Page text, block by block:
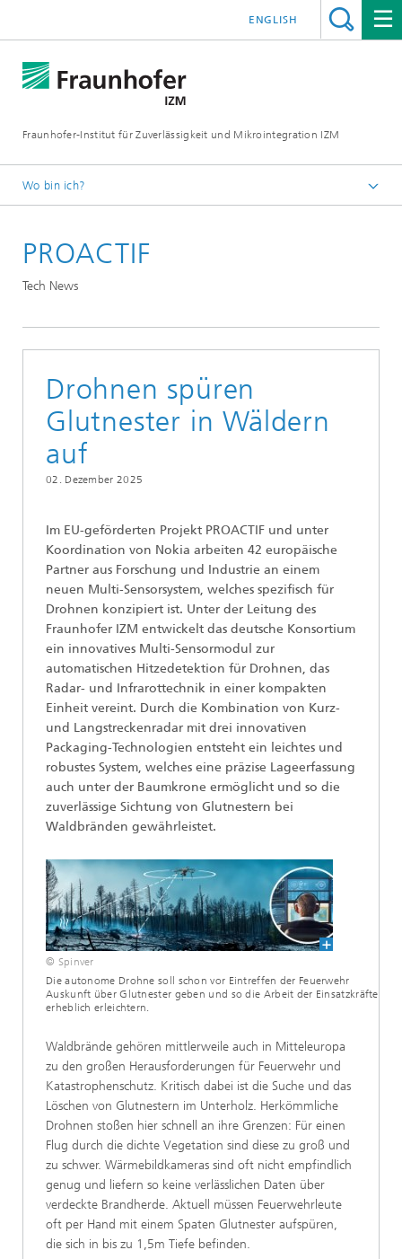
Fraunhofer-Institut für Zuverlässigkeit und Mikrointegration IZM
ENGLISH
Wo bin ich?
News & Veranstaltungen
PROACTIF
Tech News
Drohnen spüren
Glutnester in Wäldern
auf
02. Dezember 2025
Im EU-geförderten Projekt PROACTIF und unter
Koordination von Nokia arbeiten 42 europäische
Partner aus Forschung und Industrie an einem
neuen Multi-Sensorsystem, welches spezifisch für
Drohnen konzipiert ist. Unter der Leitung des
Fraunhofer IZM entwickelt das deutsche Konsortium
ein innovatives Multi-Sensormodul zur
automatischen Hitzedetektion für Drohnen, das
Radar- und Infrarottechnik in einer kompakten
Einheit vereint. Durch die Kombination von Kurz-
und Langstreckenradar mit drei innovativen
Packaging-Technologien entsteht ein leichtes und
robustes System, welches eine präzise Lageerfassung
auch unter der Baumkrone ermöglicht und so die
zuverlässige Sichtung von Glutnestern bei
Waldbränden gewährleistet.
© Spinver
Die autonome Drohne soll schon vor Eintreffen der Feuerwehr
Auskunft über Glutnester geben und so die Arbeit der Einsatzkräfte
erheblich erleichtern.
Waldbrände gehören mittlerweile auch in Mitteleuropa
zu den großen Herausforderungen für Feuerwehr und
Katastrophenschutz. Kritisch dabei ist die Suche und das
Löschen von Glutnestern im Unterholz. Herkömmliche
Drohnen stoßen hier schnell an ihre Grenzen: Für einen
Flug durch die dichte Vegetation sind diese zu groß und
zu schwer. Wärmebildkameras sind oft nicht empfindlich
genug und liefern so keine verlässlichen Daten über
verdeckte Brandherde. Aktuell müssen Feuerwehrleute
oft per Hand mit einem Spaten Glutnester aufspüren,
die sich in bis zu 1,5m Tiefe befinden.